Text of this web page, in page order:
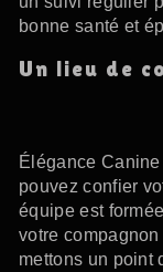
bonne santé et
Un lieu de
Élégance
pouvez confier
équipe est
votre
mettons un point